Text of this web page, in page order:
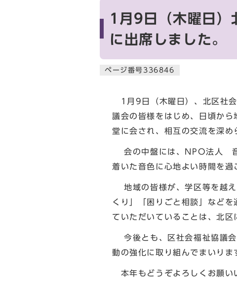
1月9日（木曜日）
に出席しました。
ページ番号336846
1月9日（木曜日）、北区社会
議会の皆様をはじめ、日頃か
堂に会され、相互の交流を深め
会の中盤には、NPO法人 音
着いた音色に心地よい時間を過
地域の皆様が、学区等を越え
くり」「困りごと相談」など
ていただいていることは、北区
今後とも、区社会福祉協議会
動の強化に取り組んでまいりま
本年もどうぞよろしくお願い